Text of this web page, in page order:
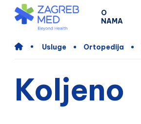
O
NAMA
Usluge Ortopedija
Koljeno